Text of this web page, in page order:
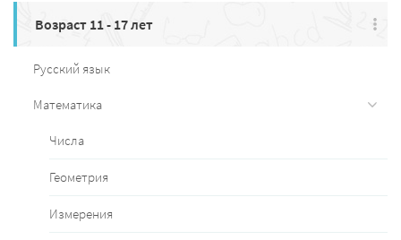
Возраст 11 - 17 лет
Русский язык
Математика
Числа
Геометрия
Измерения